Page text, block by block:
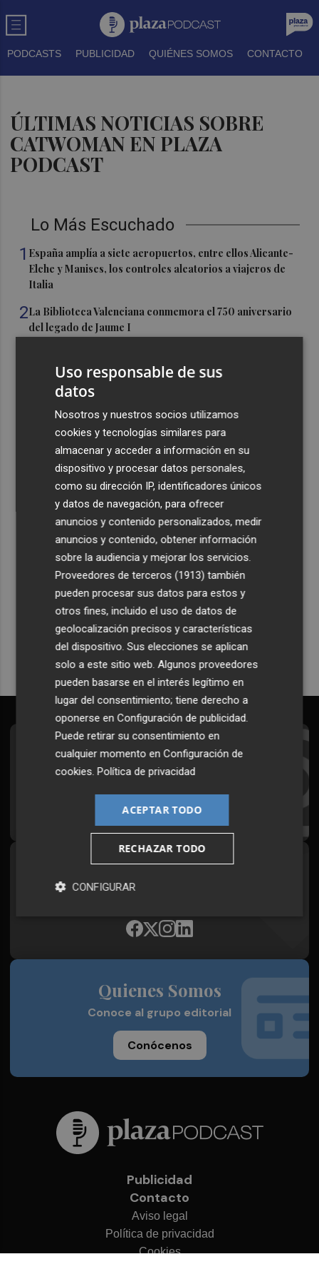
PODCASTS PUBLICIDAD QUIÉNES SOMOS CONTACTO
ÚLTIMAS NOTICIAS SOBRE
CATWOMAN EN PLAZA
PODCAST
Lo Más Escuchado
1 España amplía a siete aeropuertos, entre ellos Alicante-
Elche y Manises, los controles aleatorios a viajeros de
Italia
2La Biblioteca Valenciana conmemora el 750 aniversario
del legado de Jaume I
vuelve a abrazar en las playas por el Mar Menor
Levantan el confinamiento del municipio castellonense
de Sierra Engarcerán por el incendio
Juan Tallón, Marta Jiménez Serrano o Juan Evaristo Valls
Boix, protagonistas de la programación de agosto de
Entre Libros en Benicàssim
Recibe toda la actualidad de
Plaza Podcast en tu correo
Quiero suscribirme
Suscríbete al Boletín
Todos los días a primera hora en tu email
¡Quiero suscribirme!
Síguenos en redes
Plaza Podcast, desde cualquier medio
Quienes Somos
Conoce al grupo editorial
Conócenos
Publicidad
Contacto
Aviso legal
Política de privacidad
Cookies
Uso responsable de sus
datos
Nosotros y nuestros socios utilizamos
cookies y tecnologías similares para
almacenar y acceder a información en su
dispositivo y procesar datos personales,
como su dirección IP, identificadores únicos
y datos de navegación, para ofrecer
anuncios y contenido personalizados, medir
anuncios y contenido, obtener información
sobre la audiencia y mejorar los servicios.
Proveedores de terceros (1913) también
pueden procesar sus datos para estos y
otros fines, incluido el uso de datos de
geolocalización precisos y características
del dispositivo. Sus elecciones se aplican
solo a este sitio web. Algunos proveedores
pueden basarse en el interés legítimo en
lugar del consentimiento; tiene derecho a
oponerse enConfiguración de publicidad.
Puede retirar su consentimiento en
cualquier momento enConfiguración de
cookies.Política de privacidad
ACEPTAR TODO
RECHAZAR TODO
CONFIGURAR